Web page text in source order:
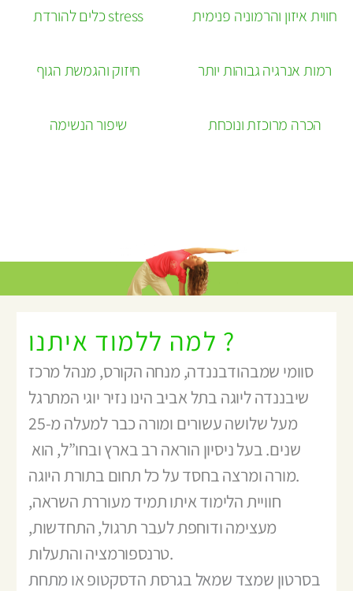
כלים להורדת stress
חיזוק והגמשת הגוף
שיפור הנשימה
חווית איזון והרמוניה פנימית
רמות אנרגיה גבוהות יותר
הכרה מרוכזת ונוכחת
למה ללמוד איתנו ?
סוומי שמבהודבננדה, מנחה הקורס, מנהל מרכז
שיבננדה ליוגה בתל אביב הינו נזיר יוגי המתרגל
מעל שלושה עשורים ומורה כבר למעלה מ-25
שנים. בעל ניסיון הוראה רב בארץ ובחו”ל, הוא
מורה ומרצה בחסד על כל תחום בתורת היוגה.
חוויית הלימוד איתו תמיד מעוררת השראה,
מעצימה ודוחפת לעבר תרגול, התחדשות,
טרנספורמציה והתעלות.
בסרטון שמצד שמאל בגרסת הדסקטופ או מתחת